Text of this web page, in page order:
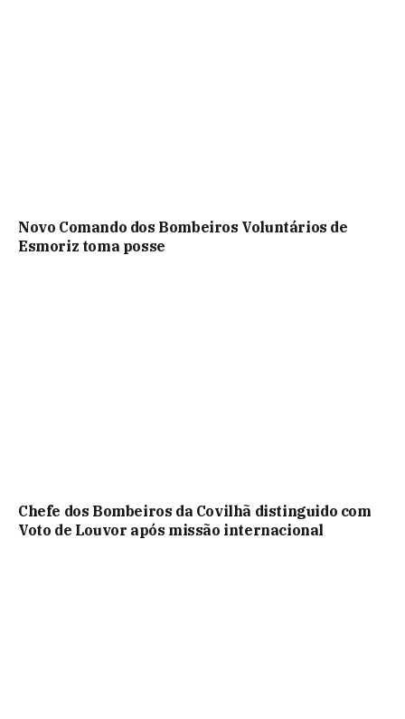
Novo Comando dos Bombeiros Voluntários de
Esmoriz toma posse
Chefe dos Bombeiros da Covilhã distinguido com
Voto de Louvor após missão internacional